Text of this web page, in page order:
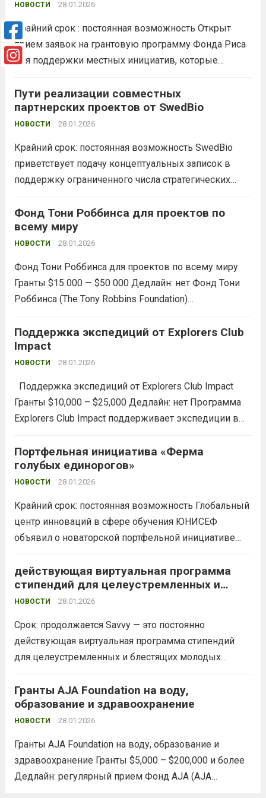
отдельных организаций как надежных и
эффективных низовых грантодателей, которые
могут использовать...
НОВОСТИ 28.01.2026
Крайний срок : постоянная возможность Открыт
прием заявок на грантовую программу Фонда Риса
для поддержки местных инициатив, которые
получить доступ к чистой воде, санитарии или
продовольственной безопасности посредством
орошения. Информация о финансировании Сумма
Пути реализации совместных
партнерских проектов от SwedBio
НОВОСТИ 28.01.2026
Крайний срок: постоянная возможность SwedBio
приветствует подачу концептуальных записок в
поддержку ограниченного числа стратегических
совместных партнерских проектов». Темы
Агроэкология Городская природа Биокультурное
разнообразие Изменение климата Информация о
финансировании SwedBio поддерживает как
краткосрочные проекты посредством поддержки...
Read more
Фонд Тони Роббинса для проектов по
всему миру
НОВОСТИ 28.01.2026
Фонд Тони Роббинса для проектов по всему миру
Гранты $15 000 — $50 000 Дедлайн: нет Фонд Тони
Роббинса (The Tony Robbins Foundation)
организаций, улучшающих качество жизни
молодежи, пожилых, бездомных, голодных и
заключенных. Программа поддерживает
Поддержка экспедиций от Explorers Club
Impact
НОВОСТИ 28.01.2026
Поддержка экспедиций от Explorers Club Impact
Гранты $10,000 – $25,000 Дедлайн: нет Программа
Explorers Club Impact поддерживает экспедиции в
финансирует полевые проекты, раскрывающие
новые знания о планете и её обитателях. Будут
рассматриваться полевые...
Портфельная инициатива «Ферма
голубых единорогов»
НОВОСТИ 28.01.2026
Крайний срок: постоянная возможность Глобальный
центр инноваций в сфере обучения ЮНИСЕФ
объявил о новаторской портфельной инициативе
которая направлена ​​на поиск инновационных
решений в области образовательных технологий
для решения глобального кризиса в сфере обучения
действующая виртуальная программа
стипендий для целеустремленных и
блестящих молодых специалистов
НОВОСТИ 28.01.2026
Срок: продолжается Savvy — это постоянно
действующая виртуальная программа стипендий
для целеустремленных и блестящих молодых
поколения влиятельных предпринимателей.
Преимущества  Практическое обучение : в течение
12 недель вы узнаете, как создать, построить и
масштабировать импакт-проект....
Гранты AJA Foundation на воду,
образование и здравоохранение
НОВОСТИ 28.01.2026
Гранты AJA Foundation на воду, образование и
здравоохранение Гранты $5,000 – $200,000 и более
Дедлайн: регулярный прием Фонд AJA (AJA